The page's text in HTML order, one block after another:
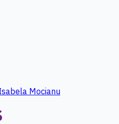
Mocianu